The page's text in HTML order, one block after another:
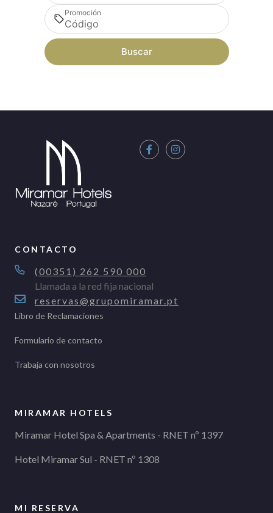
Promoción
Buscar
CONTACTO
(00351) 262 590 000
Llamada a la red fija nacional
reservas@grupomiramar.pt
Libro de Reclamaciones
Formulario de contacto
Trabaja con nosotros
MIRAMAR HOTELS
Miramar Hotel Spa & Apartments - RNET nº 1397
Hotel Miramar Sul - RNET nº 1308
MI RESERVA